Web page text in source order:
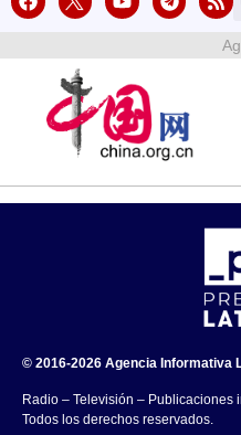
© 2016-2026 Agencia Informativa
Radio – Televisión – Publicaciones
Todos los derechos reservados.